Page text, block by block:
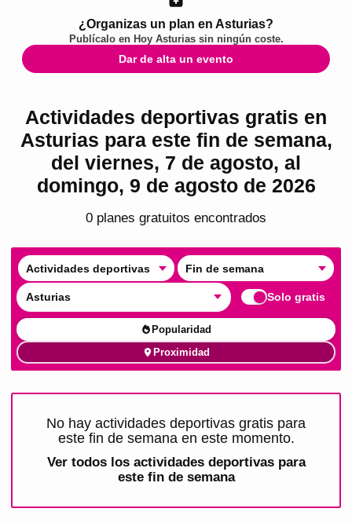
¿Organizas un plan en Asturias?
Publícalo en Hoy Asturiassin ningún coste.
Dar de alta un evento
Actividades deportivas gratis en
Asturias para este fin de semana,
del viernes, 7 de agosto, al
domingo, 9 de agosto de 2026
0 planes gratuitos encontrados
Actividades deportivas Fin de semana
Asturias Solo gratis
Popularidad
Proximidad
No hay actividades deportivas gratis para
este fin de semana en este momento.
Ver todos los actividades deportivas para
este fin de semana